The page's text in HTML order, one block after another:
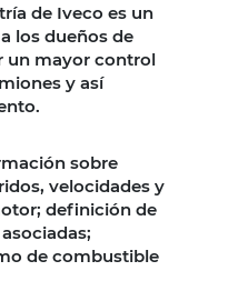
de Iveco es un
los dueños de
un mayor control
y así
sobre
velocidades y
definición de
de combustible